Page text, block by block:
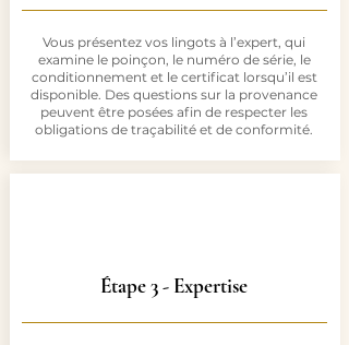
Vous présentez vos lingots à l’expert, qui
examine le poinçon, le numéro de série, le
conditionnement et le certificat lorsqu’il est
disponible. Des questions sur la provenance
peuvent être posées afin de respecter les
obligations de traçabilité et de conformité.
Étape 3 - Expertise